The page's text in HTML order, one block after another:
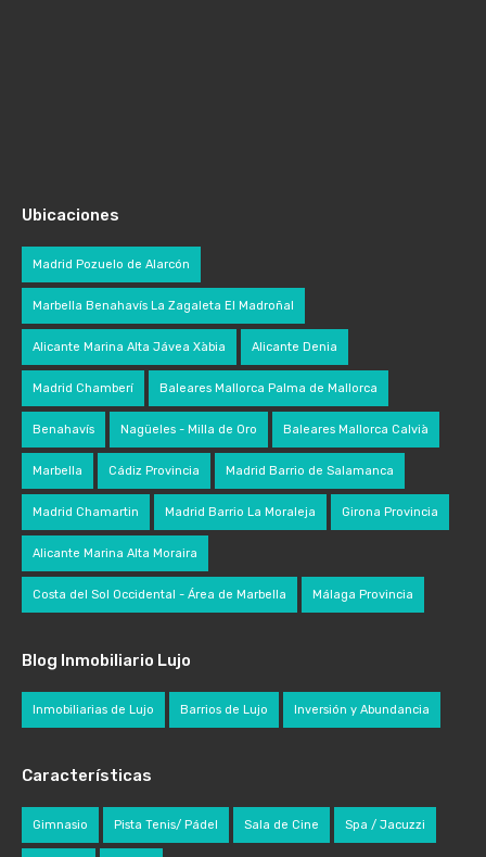
Ubicaciones
Madrid Pozuelo de Alarcón
Marbella Benahavís La Zagaleta El Madroñal
Alicante Marina Alta Jávea Xàbia Alicante Denia
Madrid Chamberí Baleares Mallorca Palma de Mallorca
Benahavís Nagüeles - Milla de Oro Baleares Mallorca Calvià
Marbella Cádiz Provincia Madrid Barrio de Salamanca
Madrid Chamartin Madrid Barrio La Moraleja Girona Provincia
Alicante Marina Alta Moraira
Costa del Sol Occidental - Área de Marbella Málaga Provincia
Blog Inmobiliario Lujo
Inmobiliarias de Lujo Barrios de Lujo Inversión y Abundancia
Características
Gimnasio Pista Tenis/ Pádel Sala de Cine Spa / Jacuzzi